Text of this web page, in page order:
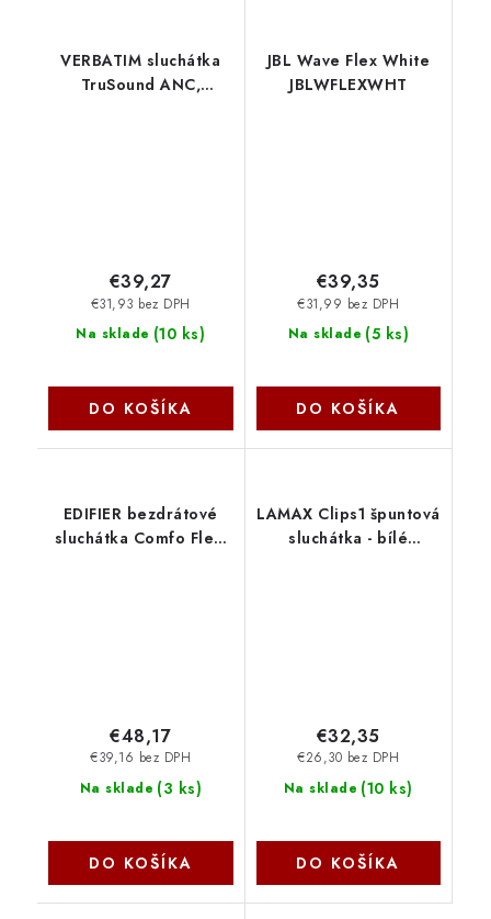
VERBATIM sluchátka
TruSound ANC,
Na sklade (10 ks)
€31,93 bez DPH
€39,27
DO KOŠÍKA
JBL Wave Flex White
JBLWFLEXWHT
Na sklade (5 ks)
€31,99 bez DPH
€39,35
DO KOŠÍKA
EDIFIER bezdrátové
sluchátka Comfo Flex,
Na sklade (3 ks)
€39,16 bez DPH
€48,17
DO KOŠÍKA
LAMAX Clips1 špuntová
sluchátka - bílé
Na sklade (10 ks)
€26,30 bez DPH
€32,35
DO KOŠÍKA